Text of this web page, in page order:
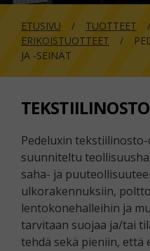
ETUSIVU TUOTTEET
ERIKOISTUOTTEET
JA -SEINÄT
Pedeluxin
suunniteltu
saha- ja
ulkorakennuksiin,
lentokonehalleihin ja
tarvitaan suojaa ja/tai
tehdä sekä pieniin,